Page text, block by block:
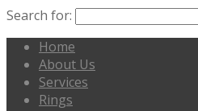
Search for:
Home
About Us
Services
Rings